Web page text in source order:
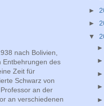
nach Bolivien,
Entbehrungen des
Zeit für
Schwarz von
an der
an verschiedenen
►
►
▼
►
►
►
►
►